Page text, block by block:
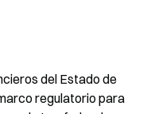
del Estado de
regulatorio para